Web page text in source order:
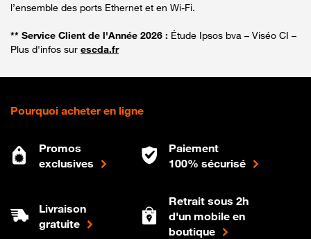
l’ensemble des ports Ethernet et en Wi-Fi.
** Service Client de l'Année 2026 : Étude Ipsos bva – Viséo CI –
Plus d'infos sur escda.fr
Pourquoi acheter en ligne
Promos
exclusives
Paiement
100% sécurisé
Livraison
gratuite
Retrait sous 2h
d'un mobile en
boutique